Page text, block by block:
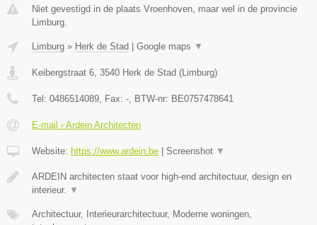
Niet gevestigd in de plaats Vroenhoven, maar wel in de provincie
Limburg.
Limburg » Herk de Stad Google maps ▼
Keibergstraat 6, 3540 Herk de Stad (Limburg)
Tel: 0486514089, Fax: -, BTW-nr: BE0757478641
E-mail › Ardein Architecten
Website: https://www.ardein.be Screenshot ▼
ARDEIN architecten staat voor high-end architectuur, design en
interieur. ▼
Architectuur, Interieurarchitectuur, Moderne woningen,